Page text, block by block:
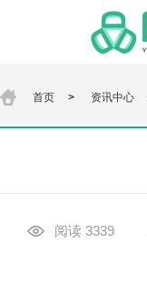
首页 > 资讯中心
阅读 3339